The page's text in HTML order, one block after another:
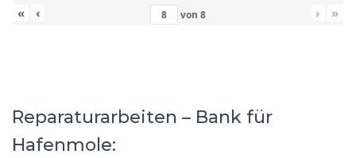
« ‹ von 8 › »
Reparaturarbeiten – Bank für
Hafenmole: